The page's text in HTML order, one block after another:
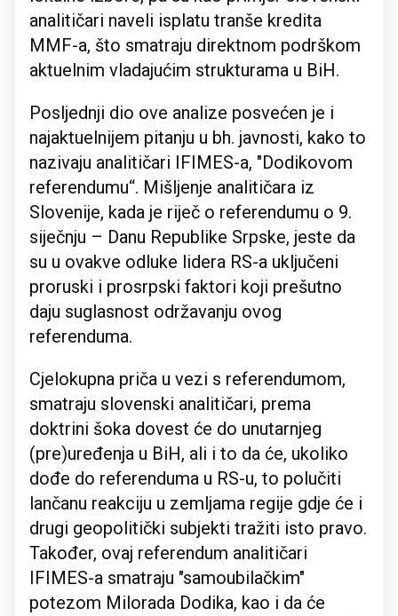
analitičari naveli isplatu tranše kredita
MMF-a, što smatraju direktnom podrškom
aktuelnim vladajućim strukturama u BiH.
Posljednji dio ove analize posvećen je i
najaktuelnijem pitanju u bh. javnosti, kako to
nazivaju analitičari IFIMES-a, "Dodikovom
referendumu“. Mišljenje analitičara iz
Slovenije, kada je riječ o referendumu o 9.
siječnju – Danu Republike Srpske, jeste da
su u ovakve odluke lidera RS-a uključeni
proruski i prosrpski faktori koji prešutno
daju suglasnost održavanju ovog
referenduma.
Cjelokupna priča u vezi s referendumom,
smatraju slovenski analitičari, prema
doktrini šoka dovest će do unutarnjeg
(pre)uređenja u BiH, ali i to da će, ukoliko
dođe do referenduma u RS-u, to polučiti
lančanu reakciju u zemljama regije gdje će i
drugi geopolitički subjekti tražiti isto pravo.
Također, ovaj referendum analitičari
IFIMES-a smatraju "samoubilačkim"
potezom Milorada Dodika, kao i da će